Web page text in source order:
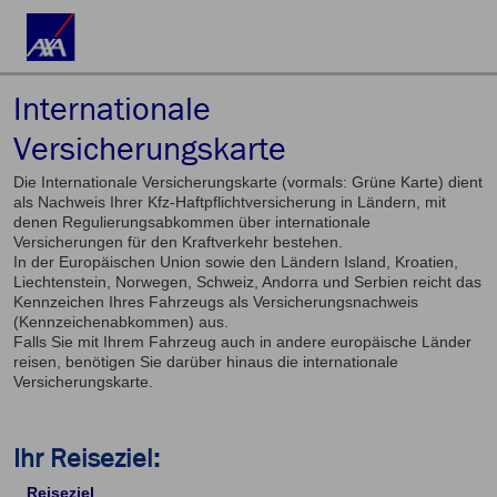
Internationale
Versicherungskarte
Die Internationale Versicherungskarte (vormals: Grüne Karte) dient
als Nachweis Ihrer Kfz-Haftpflichtversicherung in Ländern, mit
denen Regulierungsabkommen über internationale
Versicherungen für den Kraftverkehr bestehen.
In der Europäischen Union sowie den Ländern Island, Kroatien,
Liechtenstein, Norwegen, Schweiz, Andorra und Serbien reicht das
Kennzeichen Ihres Fahrzeugs als Versicherungsnachweis
(Kennzeichenabkommen) aus.
Falls Sie mit Ihrem Fahrzeug auch in andere europäische Länder
reisen, benötigen Sie darüber hinaus die internationale
Versicherungskarte.
Ihr Reiseziel:
Reiseziel